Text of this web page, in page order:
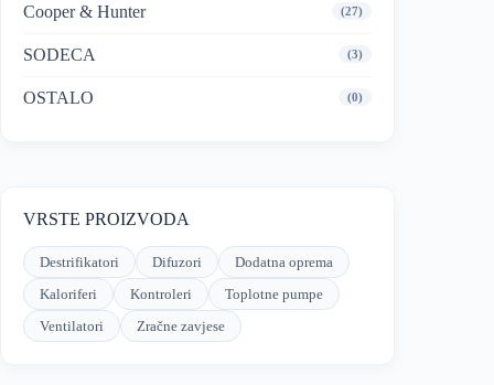
Cooper & Hunter (27)
SODECA (3)
OSTALO (0)
VRSTE PROIZVODA
Destrifikatori Difuzori
Dodatna oprema
Kaloriferi
Kontroleri
Toplotne pumpe
Ventilatori
Zračne zavjese